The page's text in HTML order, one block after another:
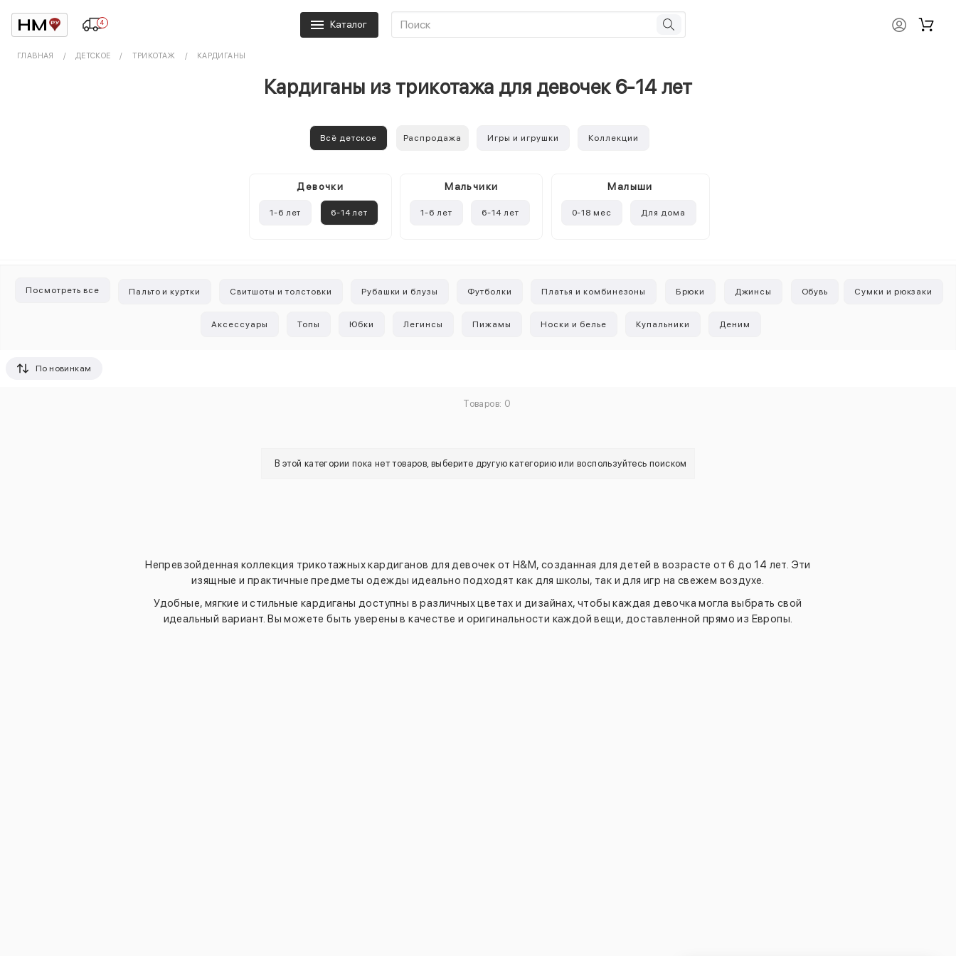
4 Каталог
ГЛАВНАЯ ДЕТСКОЕ ТРИКОТАЖ КАРДИГАНЫ
Кардиганы из трикотажа для девочек 6-14 лет
Всё детское Распродажа Игры и игрушки Коллекции
Девочки
1-6 лет 6-14 лет
Mальчики
1-6 лет 6-14 лет
Малыши
0-18 мес Для дома
Посмотреть все Пальто и куртки Свитшоты и толстовки Рубашки и блузы Футболки Платья и комбинезоны Брюки Джинсы Обувь Сумки и рюкзаки
Аксессуары Топы Юбки Легинсы Пижамы Носки и белье Купальники Деним
По новинкам
Товаров: 0
В этой категории пока нет товаров, выберите другую категорию или воспользуйтесь поиском
Непревзойденная коллекция трикотажных кардиганов для девочек от H&M, созданная для детей в возрасте от 6 до 14 лет. Эти
изящные и практичные предметы одежды идеально подходят как для школы, так и для игр на свежем воздухе.
Удобные, мягкие и стильные кардиганы доступны в различных цветах и дизайнах, чтобы каждая девочка могла выбрать свой
идеальный вариант. Вы можете быть уверены в качестве и оригинальности каждой вещи, доставленной прямо из Европы.